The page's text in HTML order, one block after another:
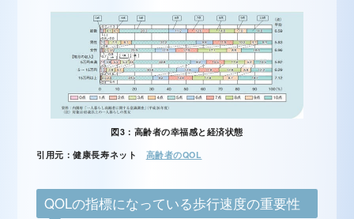
図3：高齢者の幸福感と経済状態
引用元：健康長寿ネット 高齢者のQOL
QOLの指標になっている歩行速度の重要性